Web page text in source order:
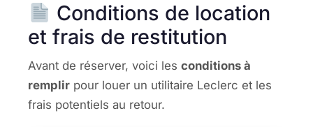
Conditions de location
et frais de restitution
Avant de réserver, voici les conditions à
remplir pour louer un utilitaire Leclerc et les
frais potentiels au retour.